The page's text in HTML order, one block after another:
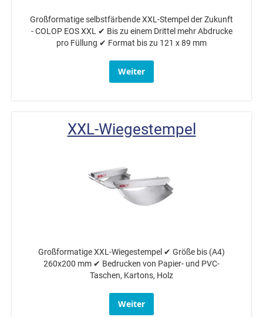
Großformatige selbstfärbende XXL-Stempel der Zukunft
- COLOP EOS XXL ✔ Bis zu einem Drittel mehr Abdrucke
pro Füllung ✔ Format bis zu 121 x 89 mm
Weiter
XXL-Wiegestempel
Großformatige XXL-Wiegestempel ✔ Größe bis (A4)
260x200 mm ✔ Bedrucken von Papier- und PVC-
Taschen, Kartons, Holz
Weiter